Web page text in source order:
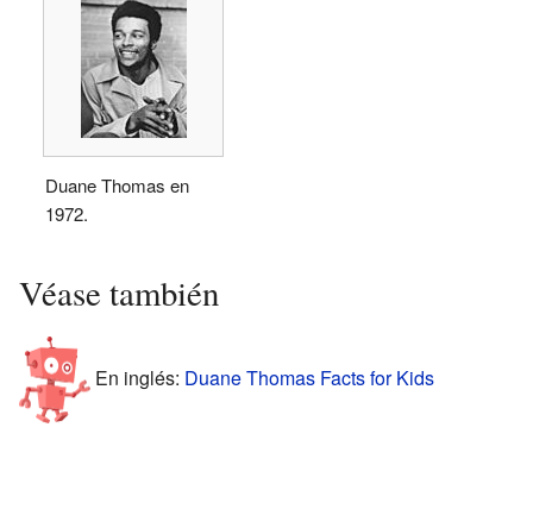
Duane Thomas en
1972.
Véase también
En inglés: Duane Thomas Facts for Kids